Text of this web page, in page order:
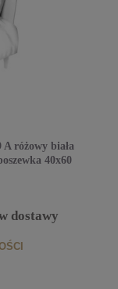
A różowy biała
40x60
dostawy